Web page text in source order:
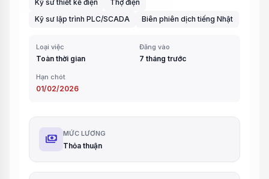
Kỹ sư thiết kế điện
Thợ điện
Kỹ sư lập trình PLC/SCADA
Biên phiên dịch tiếng Nhật
Loại việc
Toàn thời gian
Đăng vào
7 tháng trước
Hạn chót
01/02/2026
payments MỨC LƯƠNG
Thỏa thuận